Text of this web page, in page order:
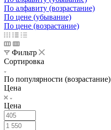
По алфавиту (возрастание)
По цене (убывание)
По цене (возрастание)
Фильтр
Сортировка
По популярности (возрастание)
Цена
Цена